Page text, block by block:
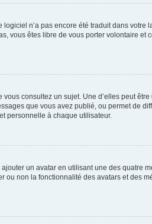
n’a pas encore été traduit dans
vous êtes libre de vous porter volontaire
consultez un sujet. Une d’elles peut
que vous avez publié, ou permet de
personnelle à chaque utilisateur.
un avatar en utilisant une des quatre
ou non la fonctionnalité des avatars et des